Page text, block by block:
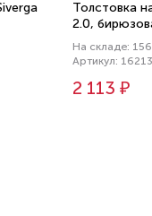
Толстовка
2.0,
На складе:
Артикул:
2 113 ₽